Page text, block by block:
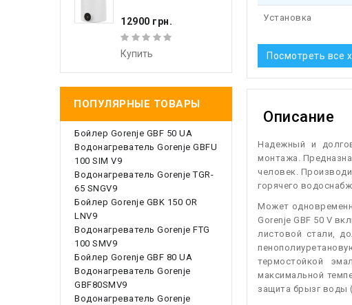
12900 грн.
Купить
ПОПУЛЯРНЫЕ ТОВАРЫ
Бойлер Gorenje GBF 50 UA
Водонагреватель Gorenje GBFU
100 SIM V9
Водонагреватель Gorenje TGR-
65 SNGV9
Бойлер Gorenje GBK 150 OR
LNV9
Водонагреватель Gorenje FTG
100 SMV9
Бойлер Gorenje GBF 80 UA
Водонагреватель Gorenje
GBF80SMV9
Водонагреватель Gorenje
Установка
Посмотреть все
Описание
Н адежный и
монтажа.
человек.
горячего
Может
Gorenje GBF 50 V
листовой стали,
термостойкой
максимальной
защита брызг воды